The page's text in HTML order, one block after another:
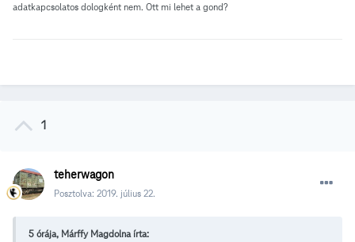
adatkapcsolatos dologként nem. Ott mi lehet a gond?
1
teherwagon
Posztolva: 2019. július 22.
5 órája, Márffy Magdolna írta: